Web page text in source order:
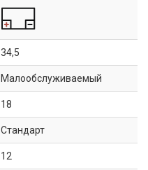
34,5
Малообслуживаемый
18
Стандарт
12